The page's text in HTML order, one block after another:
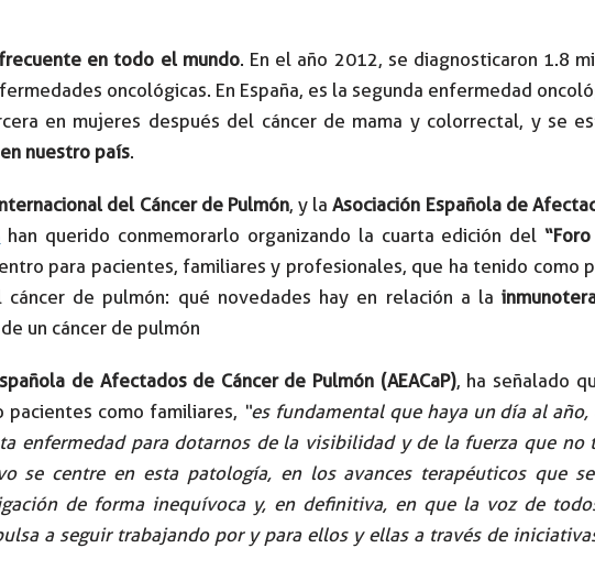
en todo el mundo. En el año 2012, se diagnosticaron 1.8
oncológicas. En España, es la segunda enfermedad
en mujeres después del cáncer de mama y colorrectal, y se
nuestro país.
del Cáncer de Pulmón, y laAsociación Española de
han querido conmemorarlo organizando la cuarta edición del
para pacientes, familiares y profesionales, que ha tenido como
de pulmón: qué novedades hay en relación a la
un cáncer de pulmón
de Afectados de Cáncer de Pulmón (AEACaP), ha señalado
como familiares, “es fundamental que haya un día al
enfermedad para dotarnos de la visibilidad y de la fuerza que no
se centre en esta patología, en los avances terapéuticos que
de forma inequívoca y, en definitiva, en que la voz de
a seguir trabajando por y para ellos y ellas a través de